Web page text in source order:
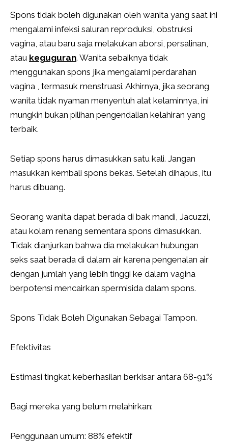
Spons tidak boleh digunakan oleh wanita yang saat ini
mengalami infeksi saluran reproduksi, obstruksi
vagina, atau baru saja melakukan aborsi, persalinan,
atau keguguran. Wanita sebaiknya tidak
menggunakan spons jika mengalami perdarahan
vagina , termasuk menstruasi. Akhirnya, jika seorang
wanita tidak nyaman menyentuh alat kelaminnya, ini
mungkin bukan pilihan pengendalian kelahiran yang
terbaik.
Setiap spons harus dimasukkan satu kali. Jangan
masukkan kembali spons bekas. Setelah dihapus, itu
harus dibuang.
Seorang wanita dapat berada di bak mandi, Jacuzzi,
atau kolam renang sementara spons dimasukkan.
Tidak dianjurkan bahwa dia melakukan hubungan
seks saat berada di dalam air karena pengenalan air
dengan jumlah yang lebih tinggi ke dalam vagina
berpotensi mencairkan spermisida dalam spons.
Spons Tidak Boleh Digunakan Sebagai Tampon.
Efektivitas
Estimasi tingkat keberhasilan berkisar antara 68-91%
Bagi mereka yang belum melahirkan:
Penggunaan umum: 88% efektif